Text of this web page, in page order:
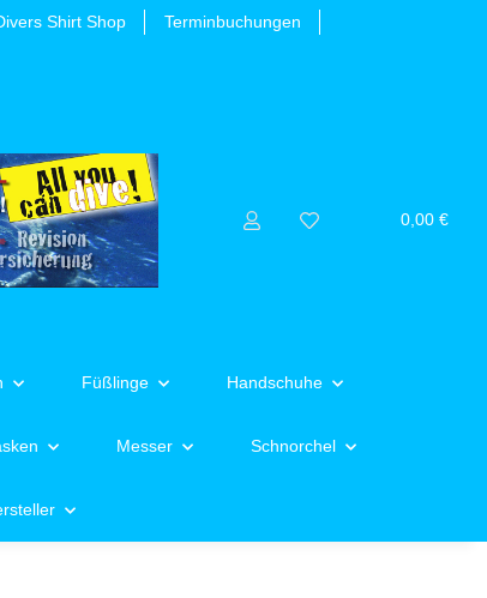
Shirt Shop Terminbuchungen
0,00 €
Füßlinge Handschuhe
Messer Schnorchel